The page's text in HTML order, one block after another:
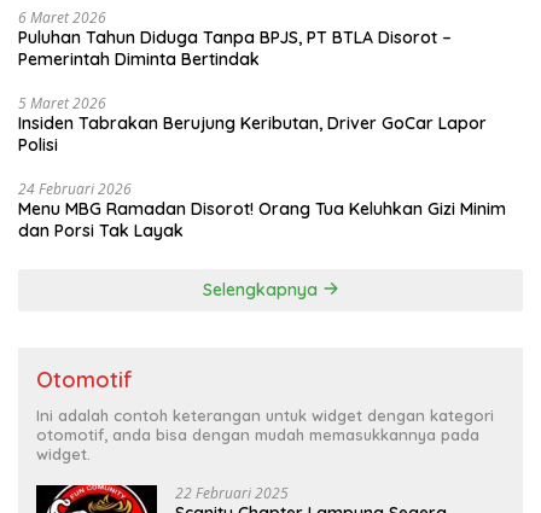
6 Maret 2026
Puluhan Tahun Diduga Tanpa BPJS, PT BTLA Disorot –
Pemerintah Diminta Bertindak
5 Maret 2026
Insiden Tabrakan Berujung Keributan, Driver GoCar Lapor
Polisi
24 Februari 2026
Menu MBG Ramadan Disorot! Orang Tua Keluhkan Gizi Minim
dan Porsi Tak Layak
Selengkapnya
Otomotif
Ini adalah contoh keterangan untuk widget dengan kategori
otomotif, anda bisa dengan mudah memasukkannya pada
widget.
22 Februari 2025